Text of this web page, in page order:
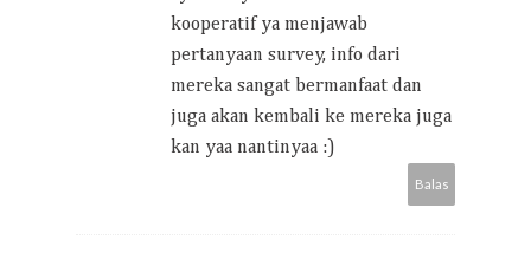
kooperatif ya menjawab
pertanyaan survey, info dari
mereka sangat bermanfaat dan
juga akan kembali ke mereka juga
kan yaa nantinyaa :)
Balas